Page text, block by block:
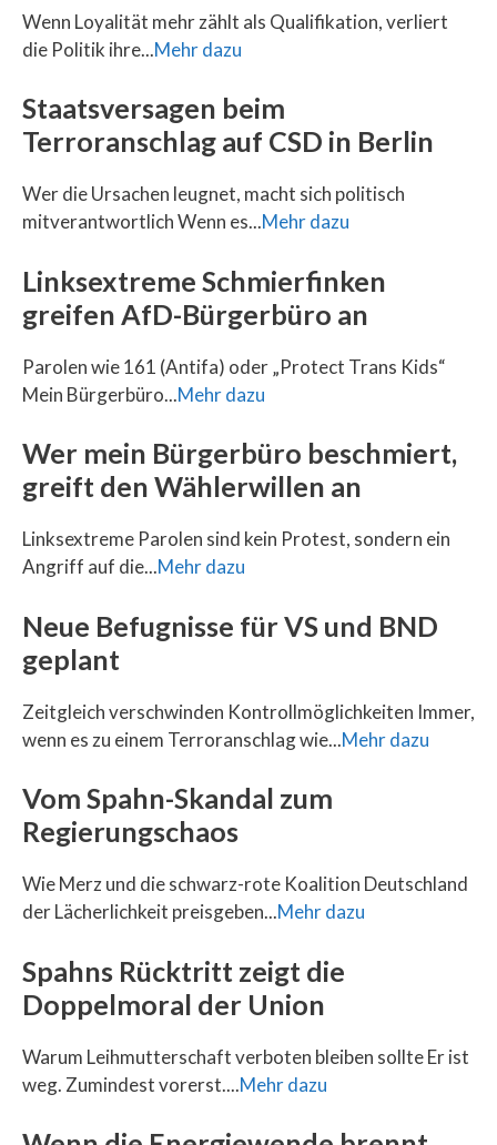
Wenn Loyalität mehr zählt als Qualifikation, verliert
die Politik ihre...Mehr dazu
Staatsversagen beim
Terroranschlag auf CSD in Berlin
Wer die Ursachen leugnet, macht sich politisch
mitverantwortlich Wenn es...Mehr dazu
Linksextreme Schmierfinken
greifen AfD-Bürgerbüro an
Parolen wie 161 (Antifa) oder „Protect Trans Kids“
Mein Bürgerbüro...Mehr dazu
Wer mein Bürgerbüro beschmiert,
greift den Wählerwillen an
Linksextreme Parolen sind kein Protest, sondern ein
Angriff auf die...Mehr dazu
Neue Befugnisse für VS und BND
geplant
Zeitgleich verschwinden Kontrollmöglichkeiten Immer,
wenn es zu einem Terroranschlag wie...Mehr dazu
Vom Spahn-Skandal zum
Regierungschaos
Wie Merz und die schwarz-rote Koalition Deutschland
der Lächerlichkeit preisgeben...Mehr dazu
Spahns Rücktritt zeigt die
Doppelmoral der Union
Warum Leihmutterschaft verboten bleiben sollte Er ist
weg. Zumindest vorerst....Mehr dazu